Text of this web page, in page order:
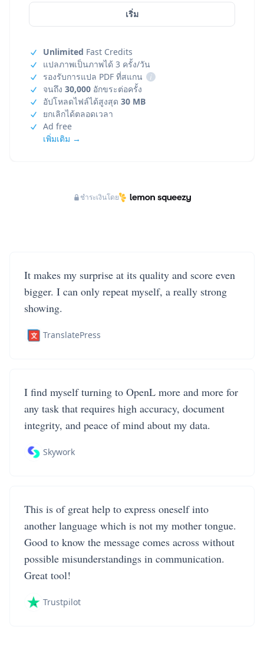
เริ่ม
Unlimited Fast Credits
แปลภาพเป็นภาพได้ 3 ครั้ง/วัน
รองรับการแปล PDF ที่สแกน
i
จนถึง 30,000 อักขระต่อครั้ง
อัปโหลดไฟล์ได้สูงสุด 30 MB
ยกเลิกได้ตลอดเวลา
Ad free
เพิ่มเติม →
ชำระเงินโดย
It makes my surprise at its quality and score even
bigger. I can only repeat myself, a really strong
showing.
TranslatePress
I find myself turning to OpenL more and more for
any task that requires high accuracy, document
integrity, and peace of mind about my data.
Skywork
This is of great help to express oneself into
another language which is not my mother tongue.
Good to know the message comes across without
possible misunderstandings in communication.
Great tool!
Trustpilot